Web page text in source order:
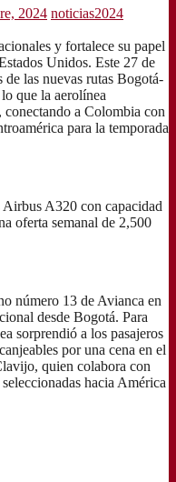
2024 noticias2024
y fortalece su papel
Unidos. Este 27 de
las nuevas rutas Bogotá-
que la aerolínea
conectando a Colombia con
para la temporada
Airbus A320 con capacidad
oferta semanal de 2,500
número 13 de Avianca en
desde Bogotá. Para
sorprendió a los pasajeros
por una cena en el
quien colabora con
hacia América